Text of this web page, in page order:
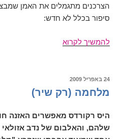
הצרכנים מתגמלים את האמן
סיפור בכלל לא חדש:
להמשיך לקרוא
בימינו
שנות
השישים
פורסם
24 באפריל 2009
מלחמה (רק שיר)
היס רקורדס מאפשרים האזנה
שלהם, והאלבום של נדב